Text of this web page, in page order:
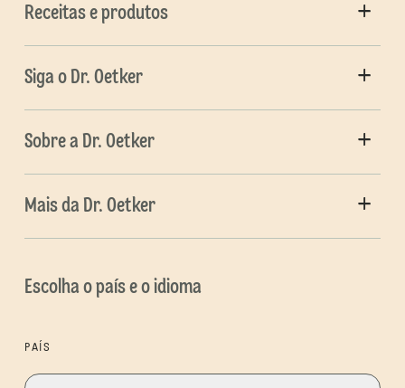
Receitas e produtos
Siga o Dr. Oetker
Sobre a Dr. Oetker
Mais da Dr. Oetker
Escolha o país e o idioma
PAÍS